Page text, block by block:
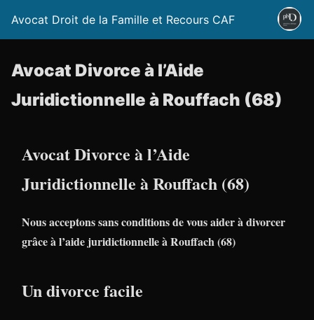
Avocat Droit de la Famille et Recours CAF
Avocat Divorce à l’Aide
Juridictionnelle à Rouffach (68)
Avocat Divorce à l’Aide
Juridictionnelle à Rouffach (68)
Nous acceptons sans conditions de vous aider à divorcer
grâce à l’aide juridictionnelle à Rouffach (68)
Un divorce facile